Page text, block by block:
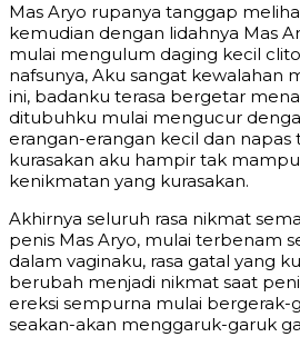
Mas Aryo rupanya tanggap
kemudian dengan lidahnya Mas
mulai mengulum daging kecil
nafsunya, Aku sangat kewalahan
ini, badanku terasa bergetar
ditubuhku mulai mengucur
erangan-erangan kecil dan napas
kurasakan aku hampir tak
kenikmatan yang kurasakan.
Akhirnya seluruh rasa nikmat
penis Mas Aryo, mulai terbenam
dalam vaginaku, rasa gatal yang
berubah menjadi nikmat saat
ereksi sempurna mulai bergerak-
seakan-akan menggaruk-garuk